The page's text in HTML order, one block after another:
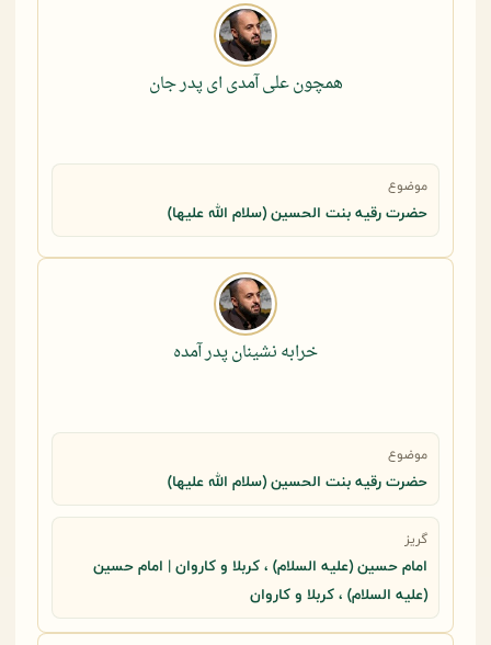
همچون علی آمدی ای پدر جان
موضوع
حضرت رقيه بنت الحسين (سلام الله عليها)
خرابه نشینان پدر آمده
موضوع
حضرت رقيه بنت الحسين (سلام الله عليها)
گریز
امام حسین (علیه السلام) ، کربلا و کاروان | امام حسین
(علیه السلام) ، کربلا و کاروان